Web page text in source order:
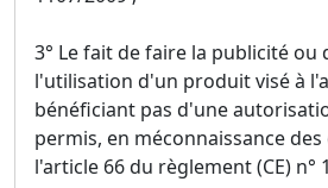
3° Le fait de faire la publicité
l'utilisation d'un produit visé à
bénéficiant pas d'une
permis, en méconnaissance
l'article 66 du règlement (CE) n°